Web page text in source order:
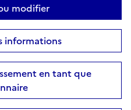
modifier
informations
en tant que